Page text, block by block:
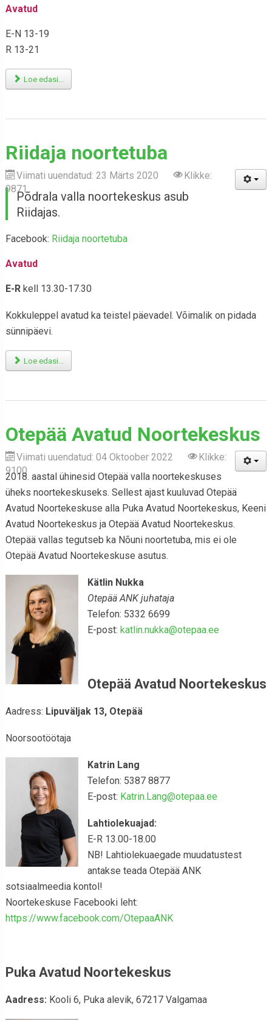
Avatud
E-N 13-19
R 13-21
Loe edasi...
Riidaja noortetuba
Viimati uuendatud: 23 Märts 2020
Klikke:
9871
Põdrala valla noortekeskus asub
Riidajas.
Facebook: Riidaja noortetuba
Avatud
E-Rkell 13.30-17.30
Kokkuleppel avatud ka teistel päevadel. Võimalik on pidada
sünnipäevi.
Loe edasi...
Otepää Avatud Noortekeskus
Viimati uuendatud: 04 Oktoober 2022
Klikke:
9100
2018. aastal ühinesid Otepää valla noortekeskuses
üheks noortekeskuseks. Sellest ajast kuuluvad Otepää
Avatud Noortekeskuse alla Puka Avatud Noortekeskus, Keeni
Avatud Noortekeskus ja Otepää Avatud Noortekeskus.
Otepää vallas tegutseb ka Nõuni noortetuba, mis ei ole
Otepää Avatud Noortekeskuse asutus.
Kätlin Nukka
Otepää ANK juhataja
Telefon: 5332 6699
E-post: katlin.nukka@otepaa.ee
Otepää Avatud Noortekeskus
Aadress: Lipuväljak 13, Otepää
Noorsootöötaja
Katrin Lang
Telefon: 5387 8877
E-post: Katrin.Lang@otepaa.ee
Lahtiolekuajad:
E-R 13.00-18.00
NB! Lahtiolekuaegade muudatustest
antakse teada Otepää ANK
sotsiaalmeedia kontol!
Noortekeskuse Facebooki leht:
https://www.facebook.com/OtepaaANK
Puka Avatud Noortekeskus
Aadress: Kooli 6, Puka alevik, 67217 Valgamaa